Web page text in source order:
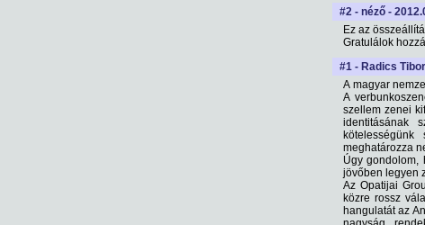
#2 - néző -
Ez az
Gratulálok
#1 - Radics
A magyar
A
szellem zenei
identitásának
meghatározza
Úgy gondolom,
jövőben legyen
Az Opatijai
közre rossz
hangulatát az